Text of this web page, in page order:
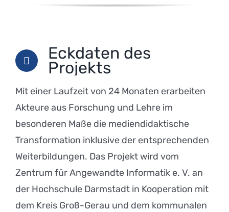
Eckdaten des
Projekts
Mit einer Laufzeit von 24 Monaten erarbeiten
Akteure aus Forschung und Lehre im
besonderen Maße die mediendidaktische
Transformation inklusive der entsprechenden
Weiterbildungen. Das Projekt wird vom
Zentrum für Angewandte Informatik e. V. an
der Hochschule Darmstadt in Kooperation mit
dem Kreis Groß-Gerau und dem kommunalen